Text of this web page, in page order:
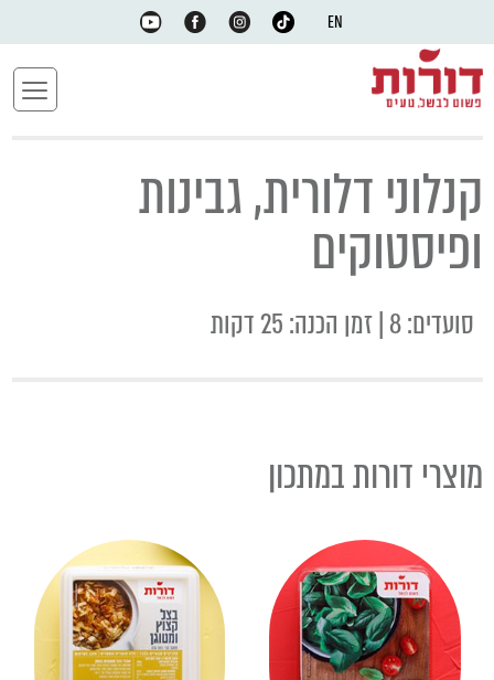
EN
קנלוני דלורית, גבינות
ופיסטוקים
סועדים: 8 | זמן הכנה: 25 דקות
מוצרי דורות במתכון